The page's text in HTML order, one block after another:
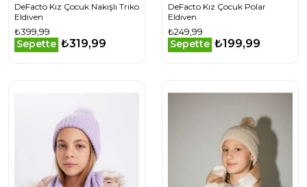
DeFacto Kız Çocuk Nakışlı Triko
Eldiven
₺399,99
Sepette ₺319,99
DeFacto Kız Çocuk Polar
Eldiven
₺249,99
Sepette ₺199,99